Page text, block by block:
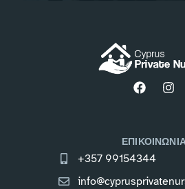
+357 99154344